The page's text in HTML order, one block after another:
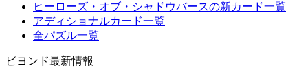
ヒーローズ・オブ・シャドウバースの新カード一覧
アディショナルカード一覧
全パズル一覧
ビヨンド最新情報